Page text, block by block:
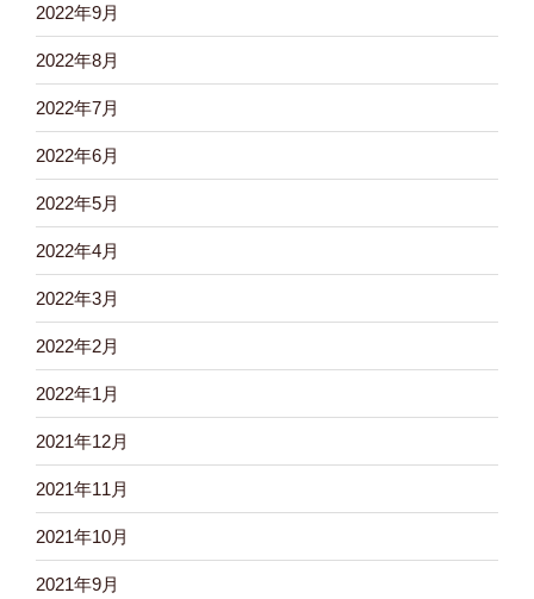
2022年9月
2022年8月
2022年7月
2022年6月
2022年5月
2022年4月
2022年3月
2022年2月
2022年1月
2021年12月
2021年11月
2021年10月
2021年9月